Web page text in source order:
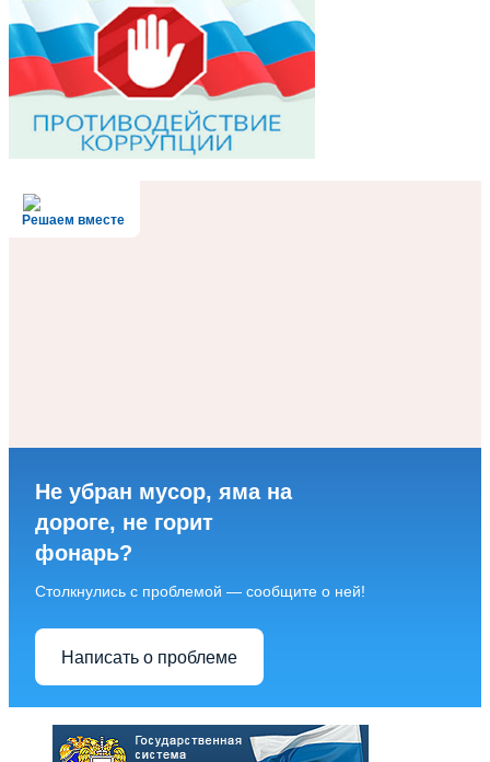
Решаем вместе
Не убран мусор, яма на
дороге, не горит
фонарь?
Столкнулись с проблемой — сообщите о ней!
Написать о проблеме